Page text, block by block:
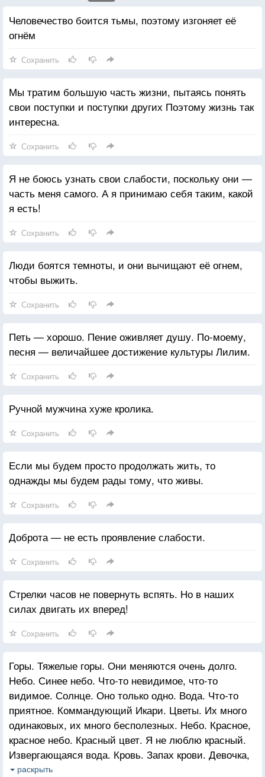
Человечество боится тьмы, поэтому изгоняет её
огнём
Сохранить
Мы тратим большую часть жизни, пытаясь понять
свои поступки и поступки других Поэтому жизнь так
интересна.
Сохранить
Я не боюсь узнать свои слабости, поскольку они —
часть меня самого. А я принимаю себя таким, какой
я есть!
Сохранить
Люди боятся темноты, и они вычищают её огнем,
чтобы выжить.
Сохранить
Петь — хорошо. Пение оживляет душу. По-моему,
песня — величайшее достижение культуры Лилим.
Сохранить
Ручной мужчина хуже кролика.
Сохранить
Если мы будем просто продолжать жить, то
однажды мы будем рады тому, что живы.
Сохранить
Доброта — не есть проявление слабости.
Сохранить
Стрелки часов не повернуть вспять. Но в наших
силах двигать их вперед!
Сохранить
Горы. Тяжелые горы. Они меняются очень долго.
Небо. Синее небо. Что-то невидимое, что-то
видимое. Солнце. Оно только одно. Вода. Что-то
приятное. Коммандующий Икари. Цветы. Их много
одинаковых, их много бесполезных. Небо. Красное,
красное небо. Красный цвет. Я не люблю красный.
Извергающаяся вода. Кровь. Запах крови. Девочка,
которая не исходит кровью. Люди созданные из
раскрыть